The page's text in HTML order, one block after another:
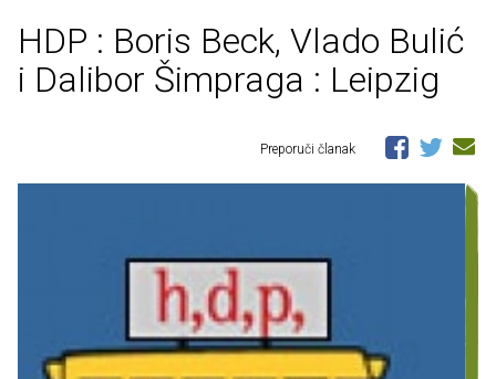
HDP : Boris Beck, Vlado Bulić
i Dalibor Šimpraga : Leipzig
Preporuči članak